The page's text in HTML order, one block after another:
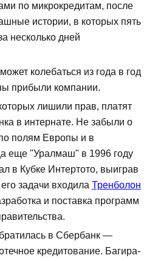
по микрокредитам, после
истории, в которых пять
несколько дней
колебаться из года в год
прибыли компании.
лишили прав, платят
в интернате. Не забыли о
полям Европы и в
еще "Уралмаш" в 1996 году
в Кубке Интертото, выиграв
задачи входила Тренболон
и поставка программ
в Сбербанк —
кредитование. Багира-